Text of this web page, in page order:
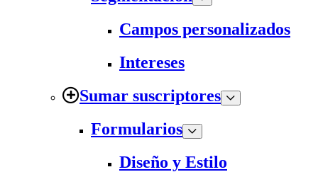
Campos personalizados
Intereses
Sumar suscriptores
Formularios
Diseño y Estilo